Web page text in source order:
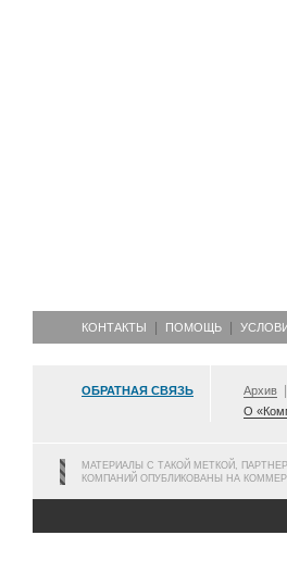
КОНТАКТЫ ПОМОЩЬ
ОБРАТНАЯ СВЯЗЬ Архив
О
МАТЕРИАЛЫ С ТАКОЙ МЕТКОЙ,
КОМПАНИЙ ОПУБЛИКОВАНЫ НА